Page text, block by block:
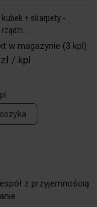
+ skarpety -
w magazynie (3 kpl)
/ kpl
z przyjemnością